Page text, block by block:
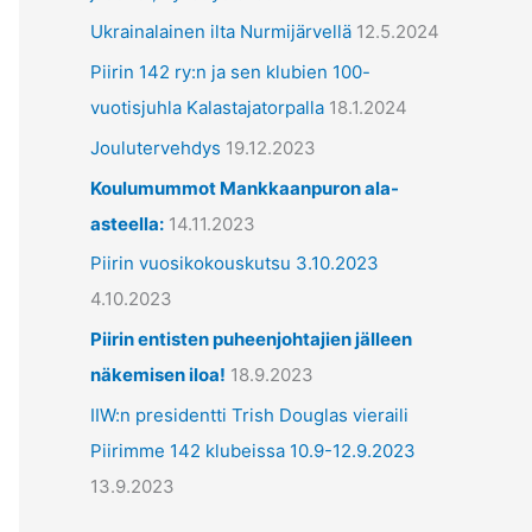
Ukrainalainen ilta Nurmijärvellä 12.5.2024
Piirin 142 ry:n ja sen klubien 100-
vuotisjuhla Kalastajatorpalla 18.1.2024
Joulutervehdys 19.12.2023
Koulumummot Mankkaanpuron ala-
asteella: 14.11.2023
Piirin vuosikokouskutsu 3.10.2023
4.10.2023
Piirin entisten puheenjohtajien jälleen
näkemisen iloa! 18.9.2023
IIW:n presidentti Trish Douglas vieraili
Piirimme 142 klubeissa 10.9-12.9.2023
13.9.2023